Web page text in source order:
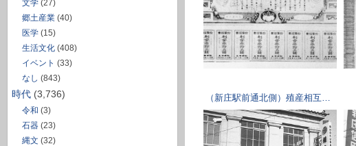
文学 (27)
郷土産業 (40)
医学 (15)
生活文化 (408)
イベント (33)
なし (843)
時代 (3,736)
令和 (3)
石器 (23)
縄文 (32)
（新庄駅前通北側）殖産相互銀行